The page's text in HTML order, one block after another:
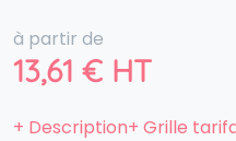
à partir de
13,61 € HT
+ Description+ Grille